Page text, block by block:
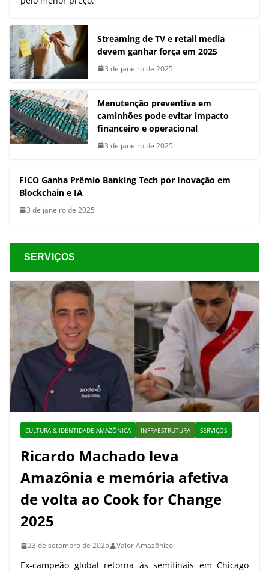
Streaming de TV e retail media
devem ganhar força em 2025
3 de janeiro de 2025
Manutenção preventiva em
caminhões pode evitar impacto
financeiro e operacional
3 de janeiro de 2025
FICO Ganha Prêmio Banking Tech por Inovação em
Blockchain e IA
3 de janeiro de 2025
SERVIÇOS
CULTURA & IDENTIDADE AMAZÔNICA INFRAESTRUTURA SERVIÇOS
Ricardo Machado leva
Amazônia e memória afetiva
de volta ao Cook for Change
2025
23 de setembro de 2025 Valor Amazônico
Ex-campeão global retorna às semifinais em Chicago